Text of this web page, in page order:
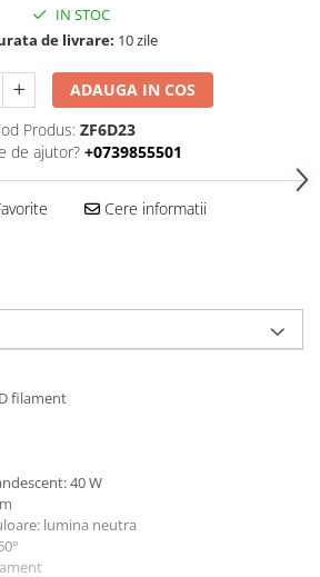
electrica
hobby
IN STOC
de livrare: 10 zile
ADAUGA IN COS
Produs: ZF6D23
de ajutor? +0739855501
Cere informatii
filament
40 W
lumina neutra